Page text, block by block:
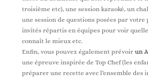
troisième etc), une session karaoké, un
une session de questions posées par votre
invités répartis en équipes pour voir
connaît le mieux etc.
Enfin, vous pouvez également prévoir un
une épreuve inspirée de Top Chef (les
préparer une recette avec l’ensemble des